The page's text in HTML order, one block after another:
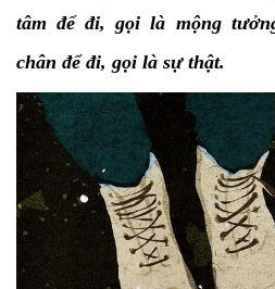
tâm để đi, gọi là mộng
chân để đi, gọi là sự thật.